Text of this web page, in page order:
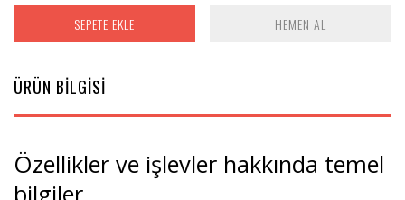
SEPETE EKLE HEMEN AL
ÜRÜN BİLGİSİ
Özellikler ve işlevler hakkında temel
bilgiler